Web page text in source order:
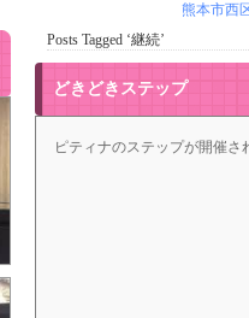
熊本市西
Posts Tagged ‘継続’
どきどきステップ
ピティナのステップが開催さ